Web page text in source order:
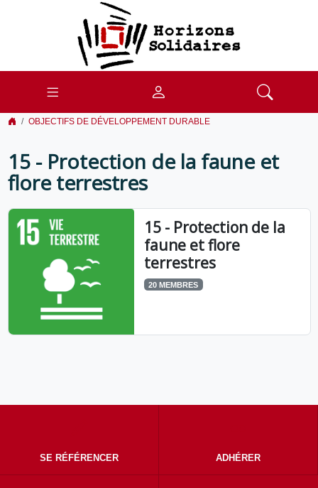
OBJECTIFS DE DÉVELOPPEMENT DURABLE
15 - Protection de la faune et
flore terrestres
15 - Protection de la
faune et flore
terrestres
20 MEMBRES
SE RÉFÉRENCER ADHÉRER